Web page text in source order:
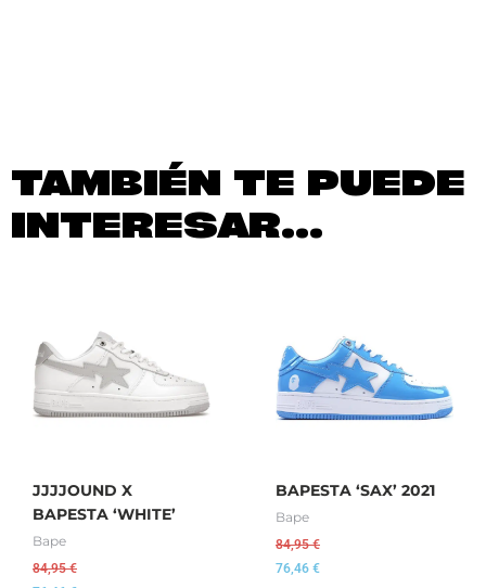
TAMBIÉN TE PUEDE
INTERESAR...
JJJJOUND X
BAPESTA ‘WHITE’
Bape
84,95€
BAPESTA ‘SAX’ 2021
Bape
84,95€
76,46 €